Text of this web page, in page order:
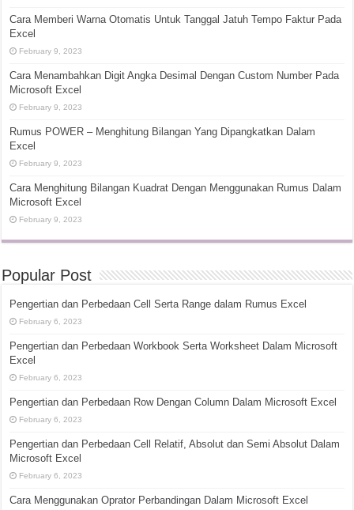
Cara Memberi Warna Otomatis Untuk Tanggal Jatuh Tempo Faktur Pada
Excel
February 9, 2023
Cara Menambahkan Digit Angka Desimal Dengan Custom Number Pada
Microsoft Excel
February 9, 2023
Rumus POWER – Menghitung Bilangan Yang Dipangkatkan Dalam
Excel
February 9, 2023
Cara Menghitung Bilangan Kuadrat Dengan Menggunakan Rumus Dalam
Microsoft Excel
February 9, 2023
Popular Post
Pengertian dan Perbedaan Cell Serta Range dalam Rumus Excel
February 6, 2023
Pengertian dan Perbedaan Workbook Serta Worksheet Dalam Microsoft
Excel
February 6, 2023
Pengertian dan Perbedaan Row Dengan Column Dalam Microsoft Excel
February 6, 2023
Pengertian dan Perbedaan Cell Relatif, Absolut dan Semi Absolut Dalam
Microsoft Excel
February 6, 2023
Cara Menggunakan Oprator Perbandingan Dalam Microsoft Excel